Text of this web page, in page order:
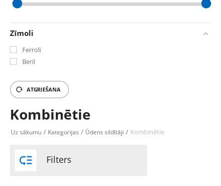
7.14 2939.14
Zīmoli
Ferroli
Beril
ATGRIEŠANA
Kombinētie
Uz sākumu / Kategorijas / Ūdens sildītāji / Kombinētie
 Filters